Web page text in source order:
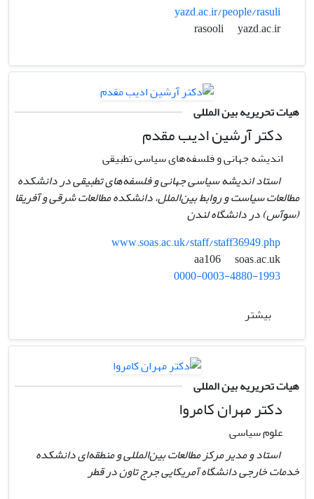
yazd.ac.ir/people/rasuli
rasooli
yazd.ac.ir
هیات تحریریه بین المللی
دکتر آرشین ادیب مقدم
اندیشه جهانی و فلسفه‌های سیاسی تطبیقی
استاد اندیشه سیاسی جهانی و فلسفه‌های تطبیقی در دانشکده
مطالعات سیاست و روابط بین‌الملل، دانشکده مطالعات شرقی و آفریقا
(سوآس) در دانشگاه لندن
www.soas.ac.uk/staff/staff36949.php
soas.ac.uk
0000-0003-4880-1993
بیشتر
هیات تحریریه بین المللی
دکتر مهران کامروا
علوم سیاسی
استاد و مدیر مرکز مطالعات بین‌المللی و منطقه‌ای دانشکده
خدمات خارجی دانشگاه آمریکایی جرج تاون در قطر